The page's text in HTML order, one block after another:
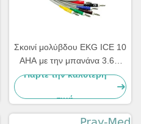
Σκοινί μολύβδου EKG ICE 10
AHA με την μπανάνα 3.6m
DB 15 συνδετήρας Newtech
Πάρτε την καλύτερη
τιμή